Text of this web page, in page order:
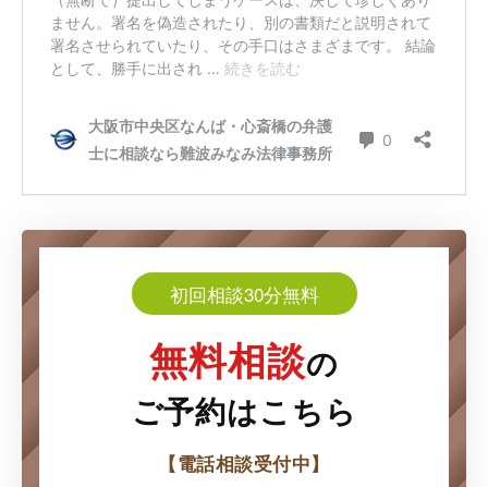
初回相談30分無料
無料相談の
ご予約はこちら
【電話相談受付中】